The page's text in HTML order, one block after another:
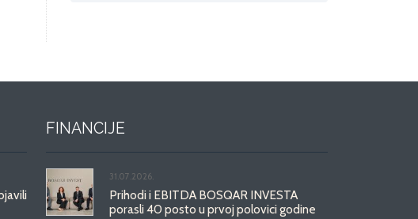
FINANCIJE
31.07.2026.
Prihodi i EBITDA BOSQAR INVESTA
porasli 40 posto u prvoj polovici godine